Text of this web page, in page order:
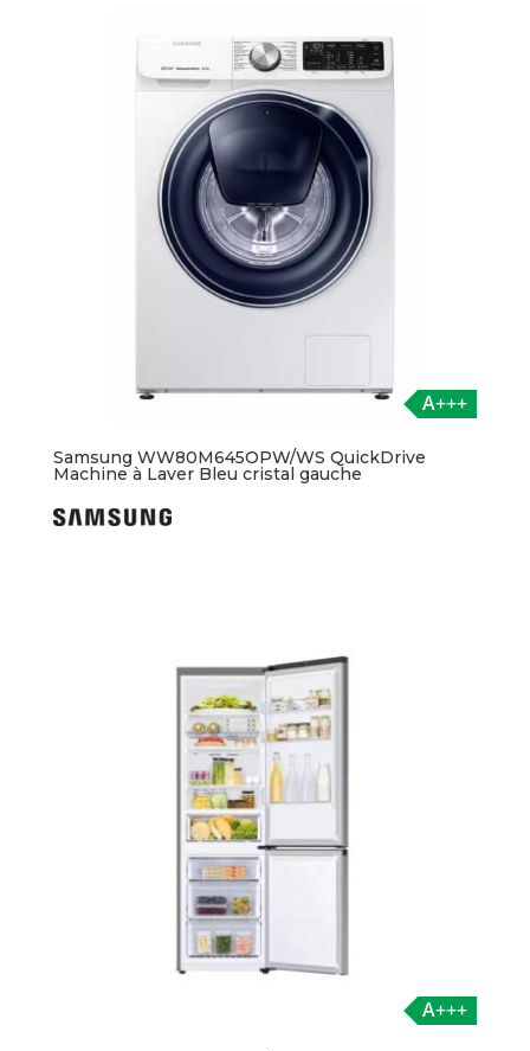
A+++
Samsung WW80M645OPW/WS QuickDrive
Machine à Laver Bleu cristal gauche
A+++